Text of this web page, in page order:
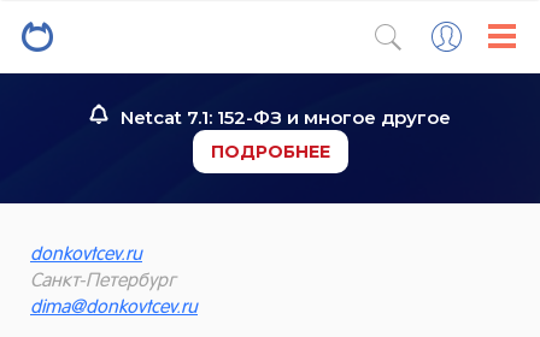
Netcat 7.1: 152-ФЗ и многое другое
ПОДРОБНЕЕ
donkovtcev.ru
Санкт-Петербург
dima@donkovtcev.ru